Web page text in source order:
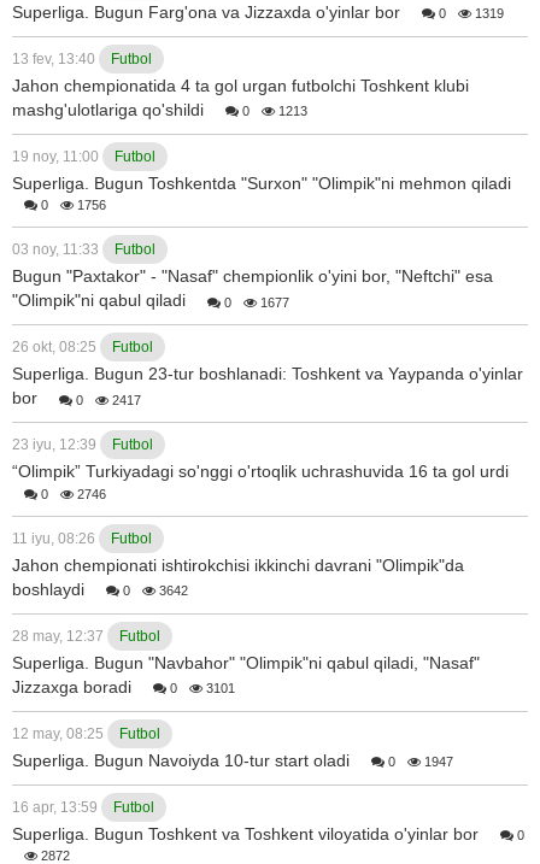
Superliga. Bugun Farg'ona va Jizzaxda o'yinlar bor 0 1319
13 fev, 13:40 Futbol
Jahon chempionatida 4 ta gol urgan futbolchi Toshkent klubi
mashg'ulotlariga qo'shildi
0 1213
19 noy, 11:00 Futbol
Superliga. Bugun Toshkentda "Surxon" "Olimpik"ni mehmon qiladi
0 1756
03 noy, 11:33 Futbol
Bugun "Paxtakor" - "Nasaf" chempionlik o'yini bor, "Neftchi" esa
"Olimpik"ni qabul qiladi
0 1677
26 okt, 08:25 Futbol
Superliga. Bugun 23-tur boshlanadi: Toshkent va Yaypanda o'yinlar
bor
0 2417
23 iyu, 12:39 Futbol
“Olimpik” Turkiyadagi so'nggi o'rtoqlik uchrashuvida 16 ta gol urdi
0 2746
11 iyu, 08:26 Futbol
Jahon chempionati ishtirokchisi ikkinchi davrani "Olimpik"da
boshlaydi
0 3642
28 may, 12:37 Futbol
Superliga. Bugun "Navbahor" "Olimpik"ni qabul qiladi, "Nasaf"
Jizzaxga boradi
0 3101
12 may, 08:25 Futbol
Superliga. Bugun Navoiyda 10-tur start oladi 0 1947
16 apr, 13:59 Futbol
Superliga. Bugun Toshkent va Toshkent viloyatida o'yinlar bor
0
2872